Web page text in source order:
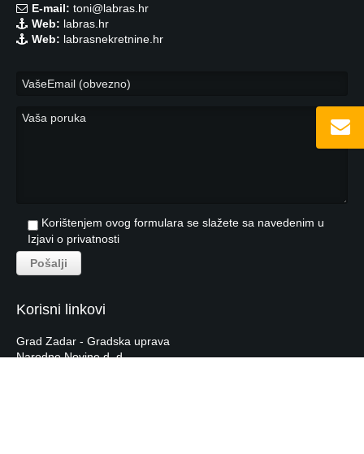
E-mail: toni@labras.hr
Web: labras.hr
Web: labrasnekretnine.hr
Korištenjem ovog formulara se slažete sa navedenim u
Izjavi o privatnosti
Korisni linkovi
Grad Zadar - Gradska uprava
Narodne Novine d. d.